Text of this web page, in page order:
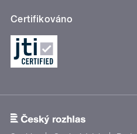
Certifikováno